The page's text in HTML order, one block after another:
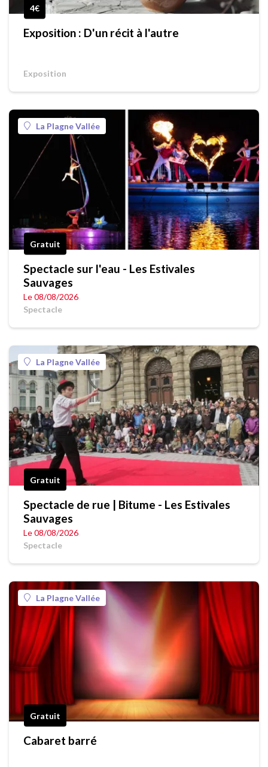
4€
Exposition : D'un récit à l'autre
Exposition
La Plagne Vallée
Gratuit
Spectacle sur l'eau - Les Estivales
Sauvages
Le 08/08/2026
Spectacle
La Plagne Vallée
Gratuit
Spectacle de rue | Bitume - Les Estivales
Sauvages
Le 08/08/2026
Spectacle
La Plagne Vallée
Gratuit
Cabaret barré